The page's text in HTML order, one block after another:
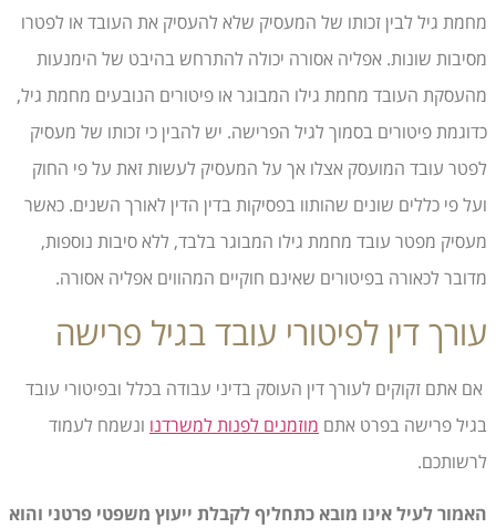
מחמת גיל לבין זכותו של המעסיק שלא להעסיק את העובד או לפטרו
מסיבות שונות. אפליה אסורה יכולה להתרחש בהיבט של הימנעות
מהעסקת העובד מחמת גילו המבוגר או פיטורים הנובעים מחמת גיל,
כדוגמת פיטורים בסמוך לגיל הפרישה. יש להבין כי זכותו של מעסיק
לפטר עובד המועסק אצלו אך על המעסיק לעשות זאת על פי החוק
ועל פי כללים שונים שהותוו בפסיקות בדין הדין לאורך השנים. כאשר
מעסיק מפטר עובד מחמת גילו המבוגר בלבד, ללא סיבות נוספות,
מדובר לכאורה בפיטורים שאינם חוקיים המהווים אפליה אסורה.
עורך דין לפיטורי עובד בגיל פרישה
אם אתם זקוקים לעורך דין העוסק בדיני עבודה בכלל ובפיטורי עובד
בגיל פרישה בפרט אתם מוזמנים לפנות למשרדנו ונשמח לעמוד
לרשותכם.
האמור לעיל אינו מובא כתחליף לקבלת ייעוץ משפטי פרטני והוא